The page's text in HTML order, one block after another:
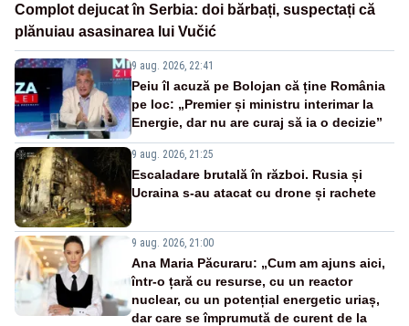
Complot dejucat în Serbia: doi bărbați, suspectați că
plănuiau asasinarea lui Vučić
9 aug. 2026, 22:41
Peiu îl acuză pe Bolojan că ține România
pe loc: „Premier și ministru interimar la
Energie, dar nu are curaj să ia o decizie”
9 aug. 2026, 21:25
Escaladare brutală în război. Rusia și
Ucraina s-au atacat cu drone și rachete
9 aug. 2026, 21:00
Ana Maria Păcuraru: „Cum am ajuns aici,
într-o țară cu resurse, cu un reactor
nuclear, cu un potențial energetic uriaș,
dar care se împrumută de curent de la